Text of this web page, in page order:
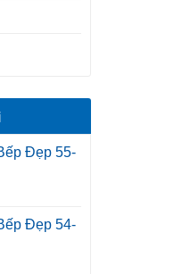
Đẹp 55-
Đẹp 54-